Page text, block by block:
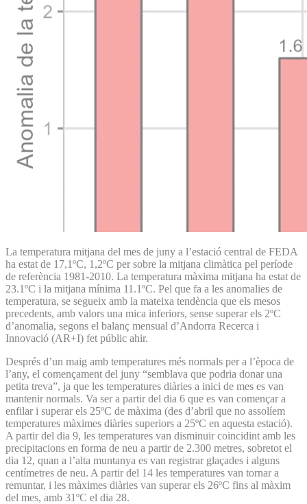
La temperatura mitjana del mes de juny a l’estació central de FEDA
ha estat de 17,1ºC, 1,2ºC per sobre la mitjana climàtica pel període
de referència 1981-2010. La temperatura màxima mitjana ha estat de
23.1ºC i la mitjana mínima 11.1ºC. Pel que fa a les anomalies de
temperatura, se segueix amb la mateixa tendència que els mesos
precedents, amb valors una mica inferiors, sense superar els 2ºC
d’anomalia, segons el balanç mensual d’Andorra Recerca i
Innovació (AR+I) fet públic ahir.
Després d’un maig amb temperatures més normals per a l’època de
l’any, el començament del juny “semblava que podria donar una
petita treva”, ja que les temperatures diàries a inici de mes es van
mantenir normals. Va ser a partir del dia 6 que es van començar a
enfilar i superar els 25ºC de màxima (des d’abril que no assolíem
temperatures màximes diàries superiors a 25ºC en aquesta estació).
A partir del dia 9, les temperatures van disminuir coincidint amb les
precipitacions en forma de neu a partir de 2.300 metres, sobretot el
dia 12, quan a l’alta muntanya es van registrar glaçades i alguns
centímetres de neu. A partir del 14 les temperatures van tornar a
remuntar, i les màximes diàries van superar els 26ºC fins al màxim
del mes, amb 31ºC el dia 28.